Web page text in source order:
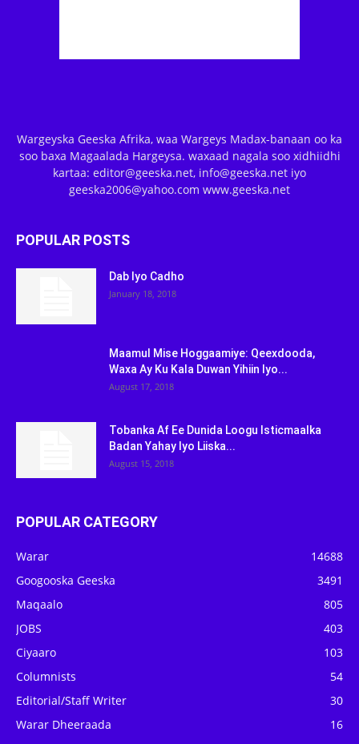
Wargeyska Geeska Afrika, waa Wargeys Madax-banaan oo ka
soo baxa Magaalada Hargeysa. waxaad nagala soo xidhiidhi
kartaa: editor@geeska.net, info@geeska.net iyo
geeska2006@yahoo.com www.geeska.net
POPULAR POSTS
Dab Iyo Cadho
January 18, 2018
Maamul Mise Hoggaamiye: Qeexdooda,
Waxa Ay Ku Kala Duwan Yihiin Iyo...
August 17, 2018
Tobanka Af Ee Dunida Loogu Isticmaalka
Badan Yahay Iyo Liiska...
August 15, 2018
POPULAR CATEGORY
Warar
14688
Googooska Geeska
3491
Maqaalo
805
JOBS
403
Ciyaaro
103
Columnists
54
Editorial/Staff Writer
30
Warar Dheeraada
16